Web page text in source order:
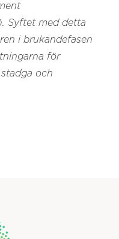
Syftet med detta
i brukandefasen
för
och